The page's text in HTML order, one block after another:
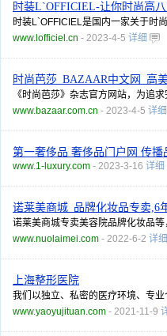
时装L`OFFICIEL-让你时尚高
时装L`OFFICIEL是国内一家关于时
www.lofficiel.cn - 2023-4-5 详细
时尚芭莎_BAZAAR中文网_高
《时尚芭莎》杂志官方网站，为追
www.bazaar.com.cn - 2023-4-5 详细
第一奢侈品 奢侈品门户网 传播
www.1-luxury.com - 2023-3-16 详细
诺莱美商城_品牌化妆品专卖,6
诺莱美商城专卖美容院品牌化妆品
www.nuolaimei.com - 2022-6-2 详细
上海整形医院
我们以独立、私密的医疗环境、专
www.yaoyujituan.com - 2021-11-9